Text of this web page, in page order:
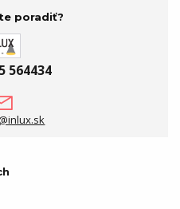
poradiť?
564434